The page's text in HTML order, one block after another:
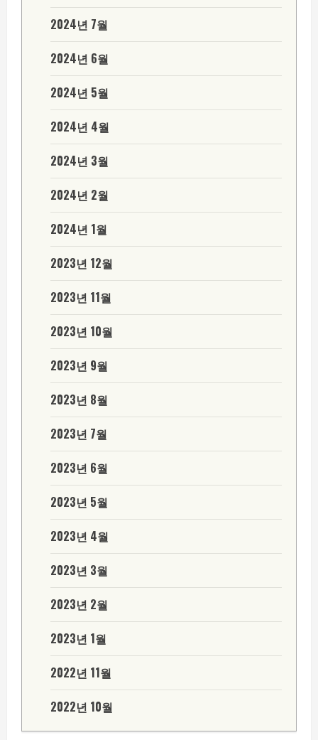
2024년 7월
2024년 6월
2024년 5월
2024년 4월
2024년 3월
2024년 2월
2024년 1월
2023년 12월
2023년 11월
2023년 10월
2023년 9월
2023년 8월
2023년 7월
2023년 6월
2023년 5월
2023년 4월
2023년 3월
2023년 2월
2023년 1월
2022년 11월
2022년 10월